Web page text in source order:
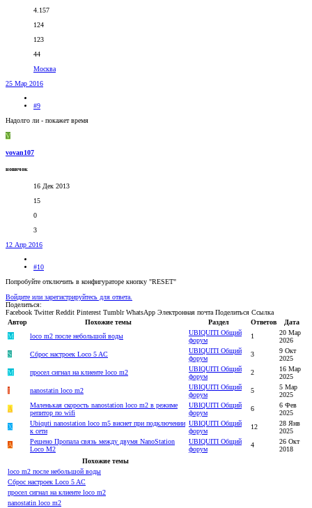
4.157
124
123
44
Москва
25 Мар 2016
#9
Надолго ли - покажет время
V
vovan107
новичок
16 Дек 2013
15
0
3
12 Апр 2016
#10
Попробуйте отключить в конфигураторе кнопку "RESET"
Войдите или зарегистрируйтесь для ответа.
Поделиться:
Facebook Twitter Reddit Pinterest Tumblr WhatsApp Электронная почта Поделиться Ссылка
Автор
Похожие темы Раздел Ответов
Дата
M
loco m2 после небольшой воды
UBIQUITI Общий
форум
1
20 Мар
2026
S
Сброс настроек Loco 5 AC
UBIQUITI Общий
форум
3
9 Окт
2025
M
просел сигнал на клиенте loco m2
UBIQUITI Общий
форум
2
16 Мар
2025
I
nanostatin loco m2
UBIQUITI Общий
форум
5
5 Мар
2025
A
Маленькая скорость nanostation loco m2 в режиме
репитор по wifi
UBIQUITI Общий
форум
6
6 Фев
2025
Х
Ubiquti nanostation loco m5 виснет при подключении
к сети
UBIQUITI Общий
форум
12
28 Янв
2025
A
Решено Пропала связь между двумя NanoStation
Loco M2
UBIQUITI Общий
форум
4
26 Окт
2018
Похожие темы
loco m2 после небольшой воды
Сброс настроек Loco 5 AC
просел сигнал на клиенте loco m2
nanostatin loco m2